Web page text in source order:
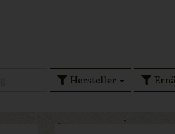
Hersteller